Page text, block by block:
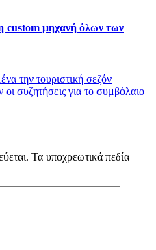
custom μηχανή όλων των
την τουριστική σεζόν
συζητήσεις για το συμβόλαιο
Τα υποχρεωτικά πεδία